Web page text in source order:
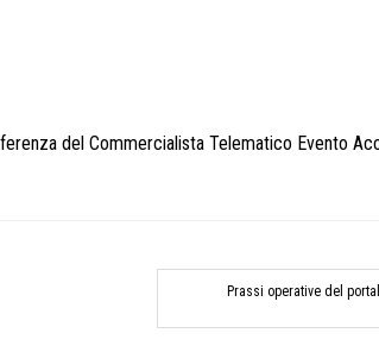
del Commercialista Telematico Evento
Prassi operative del